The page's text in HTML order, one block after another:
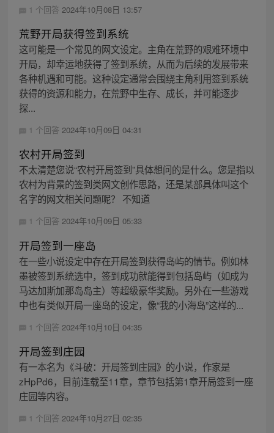
1 个回答 2024年10月08日 13:57
荒野开局获得签到系统
这可能是一个常见的网文设定。主角在荒野的艰难环境中
开局，却幸运地获得了签到系统，从而为后续的发展带来
各种机遇和可能。这种设定通常会围绕主角利用签到系统
获得的资源和能力，在荒野中生存、成长，并可能逐步
探...
1 个回答 2024年10月09日 04:31
农村开局签到
不太清楚您说“农村开局签到”具体想问的是什么。您是指以
农村为背景的签到类网文创作思路，还是某部具体叫这个
名字的网文相关问题呢？ 不知道
1 个回答 2024年10月09日 05:33
开局签到一座岛
在一些小说设定中存在开局签到获得岛屿的情节。例如林
墨被签到系统选中，签到成功就能得到包括岛屿（如成为
马达加斯加那岛岛主）等超级豪华奖励。另外在一些游戏
中也有类似开局一座岛的设定，像“我的小海岛”这样的...
1 个回答 2024年10月10日 04:35
开局签到庄园
有一本名为《斗破：开局签到庄园》的小说，作家是
zHpPd6，目前连载至11章，章节包括第1章开局签到一座
庄园等内容。
1 个回答 2024年10月27日 02:35